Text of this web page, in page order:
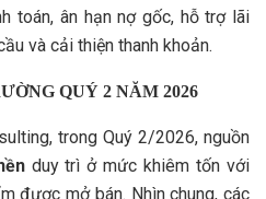
toán, ân hạn nợ gốc, hỗ trợ lãi
và cải thiện thanh khoản.
QUÝ 2 NĂM 2026
trong Quý 2/2026, nguồn
duy trì ở mức khiêm tốn với
được mở bán. Nhìn chung, các